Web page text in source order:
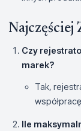
Najczęściej
Czy
marek?
Tak,
Ile